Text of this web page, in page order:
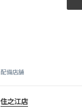
配備店舗
住之江店